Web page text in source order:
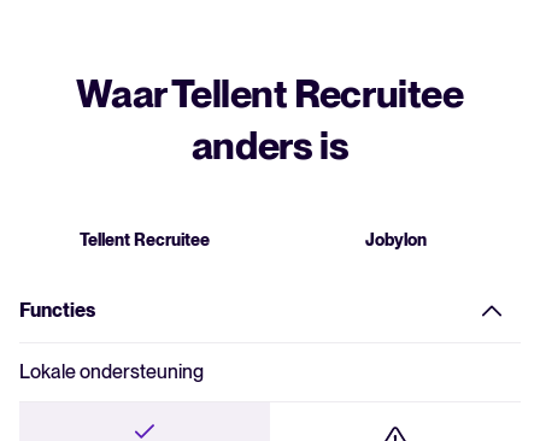
Notities toevoegen
Aanvragen goedkeuren
Talent matching
AVG-automatisering
Tweestapsverificatie (2FA)
Waar Tellent Recruitee
anders is
Tellent Recruitee Jobylon
Functies
Lokale ondersteuning